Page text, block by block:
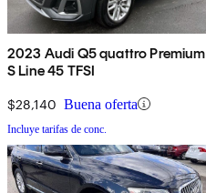
2023 Audi Q5 quattro Premium
S Line 45 TFSI
$28,140 Buena oferta
Incluye tarifas de conc.